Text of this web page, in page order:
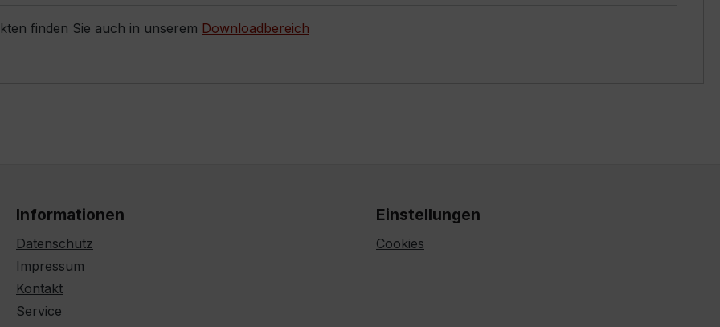
finden Sie auch in unserem Downloadbereich
Informationen
Datenschutz
Impressum
Kontakt
Service
Einstellungen
Cookies